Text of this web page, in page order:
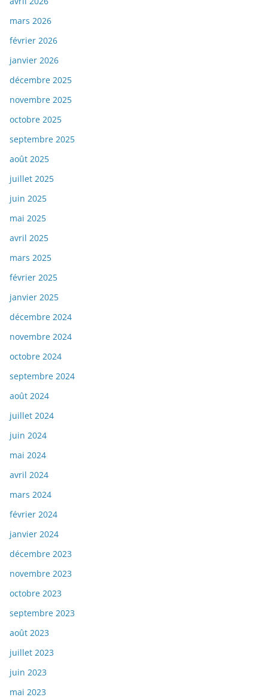
mars 2026
février 2026
janvier 2026
décembre 2025
novembre 2025
octobre 2025
septembre 2025
août 2025
juillet 2025
juin 2025
mai 2025
avril 2025
mars 2025
février 2025
janvier 2025
décembre 2024
novembre 2024
octobre 2024
septembre 2024
août 2024
juillet 2024
juin 2024
mai 2024
avril 2024
mars 2024
février 2024
janvier 2024
décembre 2023
novembre 2023
octobre 2023
septembre 2023
août 2023
juillet 2023
juin 2023
mai 2023